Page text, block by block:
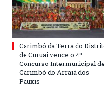
Carimbó da Terra do
de Curuai vence o 4º
Concurso Intermunicipal de
Carimbó do Arraiá dos
Pauxis